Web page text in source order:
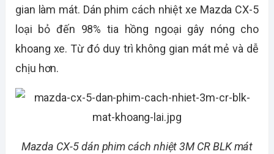
gian làm mát. Dán phim cách nhiệt xe Mazda CX-5
loại bỏ đến 98% tia hồng ngoại gây nóng cho
khoang xe. Từ đó duy trì không gian mát mẻ và dễ
chịu hơn.
Mazda CX-5 dán phim cách nhiệt 3M CR BLK mát